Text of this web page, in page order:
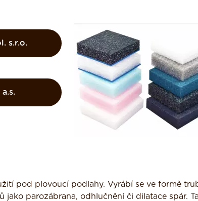
s.r.o.
pod plovoucí podlahy. Vyrábí se ve formě
parozábrana, odhlučnění či dilatace spár.